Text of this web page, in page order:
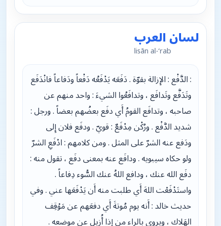
لسان العرب
lisān al-‘rab
: الدَّفْع : الإِزالة بقوّة . دَفَعَه يَدْفَعُه دَفْعاً ودَفاعاً فانْدَفَع
وتَدَفَّع وتَدافَع ، وتدافَعُوا الشيءَ : واحد منهم عن
صاحبه ، وتدافَع القومُ أَي دفَع بعضُهم بعضاً . ورجل :
شديد الدَّفْع . ورُكْن مِدْفَعٌ : قويّ . ودفَع فلان إِلى
ودَفع عنه الشرّ على المثل . ومن كلامهم : ادْفَعِ الشرّ
ولو حكاه سيبويه . ودافَع عنه بمعنى دفَع ، تقول منه :
دفَع الله عنك ، ودافع اللهُ عنك السُّوء دِفاعاً .
واستَدْفَعْت اللهَ أَي طلبت منه أَن يَدْفَعَها عني . وفي
حديث خالد : أَنه يوم مُوتةَ أَي دفعَهم عن مَوْقِف
الهَلاك ، ويروى بالراء من إِذا أُزيل عن موضعه .